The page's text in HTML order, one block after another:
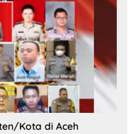
Kota di Aceh